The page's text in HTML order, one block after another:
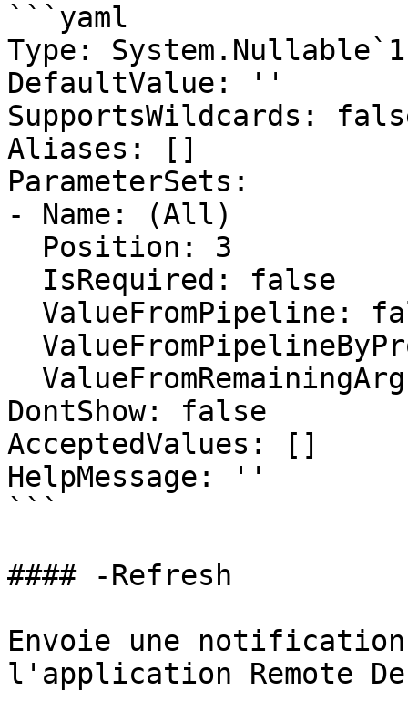
```yaml
Type:
DefaultValue: ''
SupportsWildcards:
Aliases: []
ParameterSets:
- Name: (All)
DontShow: false
AcceptedValues: []
HelpMessage: ''
```
#### -Refresh
Envoie une
l'application Remote